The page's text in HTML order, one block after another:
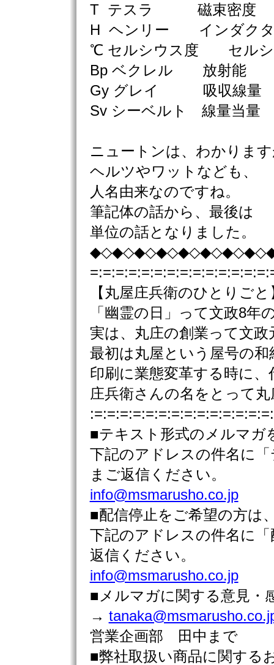
T テスラ 磁束密度
H ヘンリー インダク
℃ セルシウス度 セルシ
Bp ベクレル 放射能
Gy グレイ 吸収線量
Sv シーベルト 線量当量
ニュートンは、わかりま
ヘルツやワットなども、
人名由来なのですね。
筆記体の話から、最後は
単位の話となりました。
【丸屋庄兵衛のひとりごと
「幽霊の日」って文政8年
実は、丸庄の創業って文
最初は丸屋という屋号の
印刷に業態変革する時に
庄兵衛さんの名をとって
■テキスト形式のメルマガ
下記のアドレスの件名に
まご返信ください。
info@msmarusho.co.jp
■配信停止をご希望の方は
下記のアドレスの件名に
返信ください。
info@msmarusho.co.jp
■メルマガに関する意見・
→
営業企画部 田中まで
■弊社取扱い商品に関す